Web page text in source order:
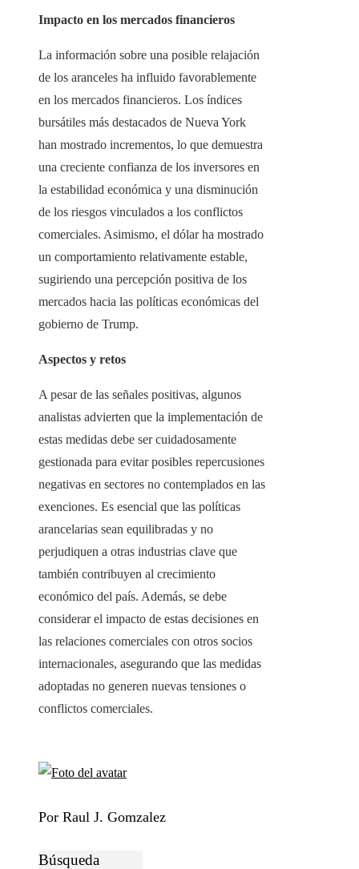
Impacto en los mercados financieros
La información sobre una posible relajación
de los aranceles ha influido favorablemente
en los mercados financieros. Los índices
bursátiles más destacados de Nueva York
han mostrado incrementos, lo que demuestra
una creciente confianza de los inversores en
la estabilidad económica y una disminución
de los riesgos vinculados a los conflictos
comerciales. Asimismo, el dólar ha mostrado
un comportamiento relativamente estable,
sugiriendo una percepción positiva de los
mercados hacia las políticas económicas del
gobierno de Trump.
Aspectos y retos
A pesar de las señales positivas, algunos
analistas advierten que la implementación de
estas medidas debe ser cuidadosamente
gestionada para evitar posibles repercusiones
negativas en sectores no contemplados en las
exenciones. Es esencial que las políticas
arancelarias sean equilibradas y no
perjudiquen a otras industrias clave que
también contribuyen al crecimiento
económico del país. Además, se debe
considerar el impacto de estas decisiones en
las relaciones comerciales con otros socios
internacionales, asegurando que las medidas
adoptadas no generen nuevas tensiones o
conflictos comerciales.
Por Raul J. Gomzalez
Búsqueda